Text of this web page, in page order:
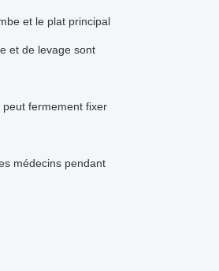
et le plat principal
et de levage sont
fermement fixer
médecins pendant